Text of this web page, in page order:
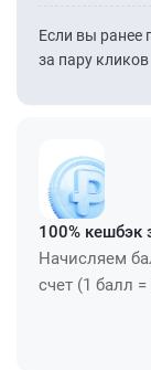
Если вы ранее
за пару кликов
100% кешбэк
Начисляем
счет (1 балл =